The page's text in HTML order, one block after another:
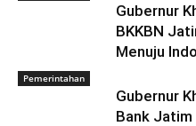
Gubernur
BKKBN
Menuju
Pemerintahan
Gubernur
Bank Jatim